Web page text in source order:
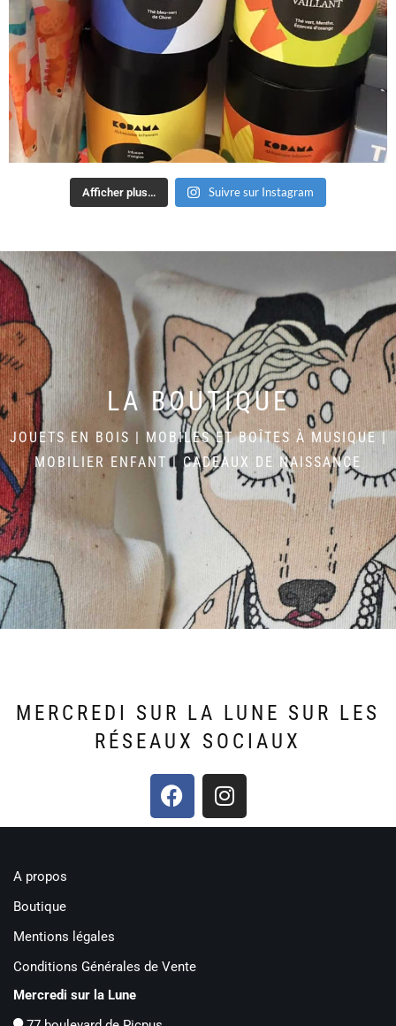
Afficher plus… Suivre sur Instagram
LA BOUTIQUE
JOUETS EN BOIS MOBILES ET BOÎTES À MUSIQUE|
MOBILIER ENFANT | CADEAUX DE NAISSANCE
MERCREDI SUR LA LUNE SUR LES
RÉSEAUX SOCIAUX​
A propos
Boutique
Mentions légales
Conditions Générales de Vente
Mercredi sur la Lune